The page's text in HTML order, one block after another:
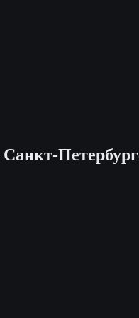
Санкт-